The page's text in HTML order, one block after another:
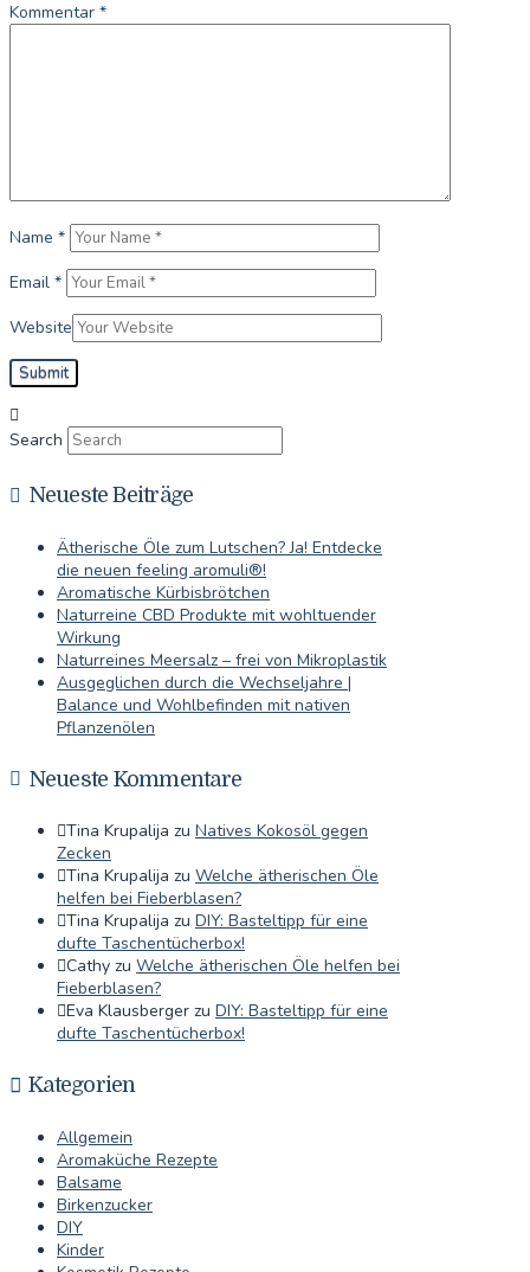
Kommentar *
Name *
Email *
Website
Search
Neueste Beiträge
Ätherische Öle zum Lutschen? Ja! Entdecke
die neuen feeling aromuli®!
Aromatische Kürbisbrötchen
Naturreine CBD Produkte mit wohltuender
Wirkung
Naturreines Meersalz – frei von Mikroplastik
Ausgeglichen durch die Wechseljahre |
Balance und Wohlbefinden mit nativen
Pflanzenölen
Neueste Kommentare
Tina Krupalija zu Natives Kokosöl gegen
Zecken
Tina Krupalija zu Welche ätherischen Öle
helfen bei Fieberblasen?
Tina Krupalija zu DIY: Basteltipp für eine
dufte Taschentücherbox!
Cathy zu Welche ätherischen Öle helfen bei
Fieberblasen?
Eva Klausberger zu DIY: Basteltipp für eine
dufte Taschentücherbox!
Kategorien
Allgemein
Aromaküche Rezepte
Balsame
Birkenzucker
DIY
Kinder